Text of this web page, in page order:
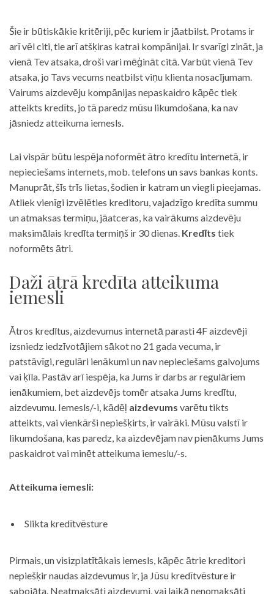
Šie ir būtiskākie kritēriji, pēc kuriem ir jāatbilst. Protams ir
arī vēl citi, tie arī atšķiras katrai kompānijai. Ir svarīgi zināt, ja
vienā Tev atsaka, droši vari mēģināt citā. Varbūt vienā Tev
atsaka, jo Tavs vecums neatbilst viņu klienta nosacījumam.
Vairums aizdevēju kompānijas nepaskaidro kāpēc tiek
atteikts kredīts, jo tā paredz mūsu likumdošana, ka nav
jāsniedz atteikuma iemesls.
Lai vispār būtu iespēja noformēt ātro kredītu internetā, ir
nepieciešams internets, mob. telefons un savs bankas konts.
Manuprāt, šīs trīs lietas, šodien ir katram un viegli pieejamas.
Atliek vienīgi izvēlēties kreditoru, vajadzīgo kredīta summu
un atmaksas termiņu, jāatceras, ka vairākums aizdevēju
maksimālais kredīta termiņš ir 30 dienas. Kredīts tiek
noformēts ātri.
Daži ātrā kredīta atteikuma
iemesli
Ātros kredītus, aizdevumus internetā parasti 4F aizdevēji
izsniedz iedzīvotājiem sākot no 21 gada vecuma, ir
patstāvīgi, regulāri ienākumi un nav nepieciešams galvojums
vai ķīla. Pastāv arī iespēja, ka Jums ir darbs ar regulāriem
ienākumiem, bet aizdevējs tomēr atsaka Jums kredītu,
aizdevumu. Iemesls/-i, kādēļ aizdevums varētu tikts
atteikts, vai vienkārši nepiešķirts, ir vairāki. Mūsu valstī ir
likumdošana, kas paredz, ka aizdevējam nav pienākums Jums
paskaidrot vai minēt atteikuma iemeslu/-s.
Atteikuma iemesli:
Slikta kredītvēsture
Pirmais, un visizplatītākais iemesls, kāpēc ātrie kreditori
nepiešķir naudas aizdevumus ir, ja Jūsu kredītvēsture ir
sabojāta. Neatmaksāti aizdevumi, vai laikā nenomaksāti